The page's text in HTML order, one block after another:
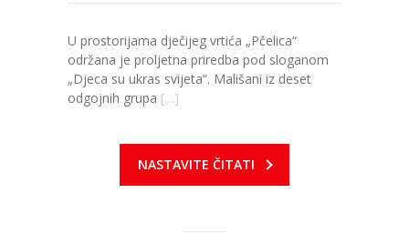
---- Zvjezdica
---- Zvončica
-- Stručni tim
U prostorijama dječijeg vrtića „Pčelica“
održana je proljetna priredba pod sloganom
„Djeca su ukras svijeta“. Mališani iz deset
odgojnih grupa […]
NASTAVITE ČITATI